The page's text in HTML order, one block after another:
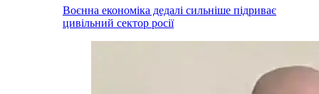
Воєнна економіка дедалі сильніше підриває
цивільний сектор росії